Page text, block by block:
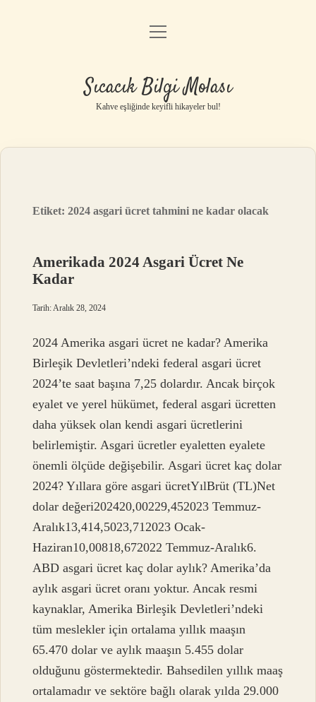
Anasayfa
Yasal Uyarı
menüyü
Sıcacık Bilgi Molası
Kahve eşliğinde keyifli hikayeler bul!
Etiket:2024 asgari ücret tahmini ne kadar olacak
Amerikada 2024 Asgari Ücret Ne
Kadar
Tarih: Aralık 28, 2024
2024 Amerika asgari ücret ne kadar? Amerika
Birleşik Devletleri’ndeki federal asgari ücret
2024’te saat başına 7,25 dolardır. Ancak birçok
eyalet ve yerel hükümet, federal asgari ücretten
daha yüksek olan kendi asgari ücretlerini
belirlemiştir. Asgari ücretler eyaletten eyalete
önemli ölçüde değişebilir. Asgari ücret kaç dolar
2024? Yıllara göre asgari ücretYılBrüt (TL)Net
dolar değeri202420,00229,452023 Temmuz-
Aralık13,414,5023,712023 Ocak-
Haziran10,00818,672022 Temmuz-Aralık6.
ABD asgari ücret kaç dolar aylık? Amerika’da
aylık asgari ücret oranı yoktur. Ancak resmi
kaynaklar, Amerika Birleşik Devletleri’ndeki
tüm meslekler için ortalama yıllık maaşın
65.470 dolar ve aylık maaşın 5.455 dolar
olduğunu göstermektedir. Bahsedilen yıllık maaş
ortalamadır ve sektöre bağlı olarak yılda 29.000